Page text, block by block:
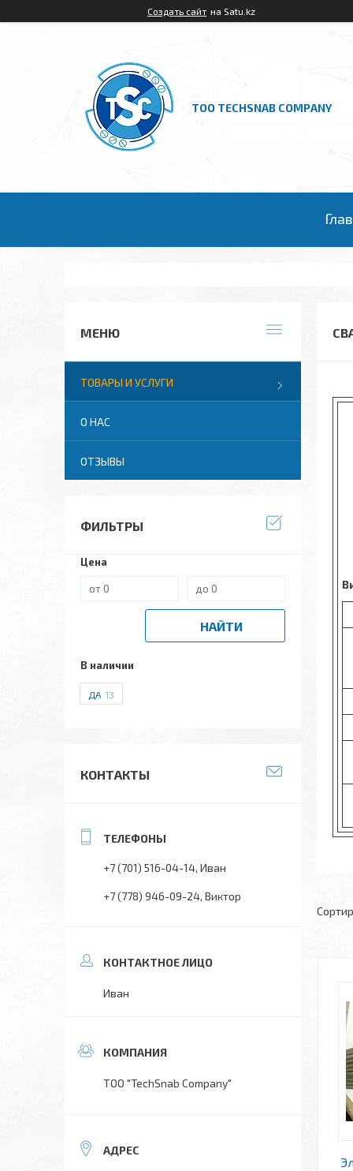
Создать сайт на Satu.kz
ТОО TECHSNAB COMPANY
ТОВАРЫ И УСЛУГИ
О НАС
ОТЗЫВЫ
ФИЛЬТРЫ
Цена
НАЙТИ
В наличии
ДА 13
КОНТАКТЫ
+7 (701) 516-04-14 Иван
+7 (778) 946-09-24 Виктор
Иван
TOO "TechSnab Company"